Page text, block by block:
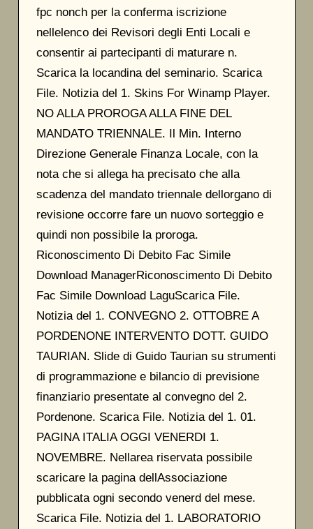
fpc nonch per la conferma iscrizione
nellelenco dei Revisori degli Enti Locali e
consentir ai partecipanti di maturare n.
Scarica la locandina del seminario. Scarica
File. Notizia del 1. Skins For Winamp Player.
NO ALLA PROROGA ALLA FINE DEL
MANDATO TRIENNALE. Il Min. Interno
Direzione Generale Finanza Locale, con la
nota che si allega ha precisato che alla
scadenza del mandato triennale dellorgano di
revisione occorre fare un nuovo sorteggio e
quindi non possibile la proroga.
Riconoscimento Di Debito Fac Simile
Download ManagerRiconoscimento Di Debito
Fac Simile Download LaguScarica File.
Notizia del 1. CONVEGNO 2. OTTOBRE A
PORDENONE INTERVENTO DOTT. GUIDO
TAURIAN. Slide di Guido Taurian su strumenti
di programmazione e bilancio di previsione
finanziario presentate al convegno del 2.
Pordenone. Scarica File. Notizia del 1. 01.
PAGINA ITALIA OGGI VENERDI 1.
NOVEMBRE. Nellarea riservata possibile
scaricare la pagina dellAssociazione
pubblicata ogni secondo venerd del mese.
Scarica File. Notizia del 1. LABORATORIO